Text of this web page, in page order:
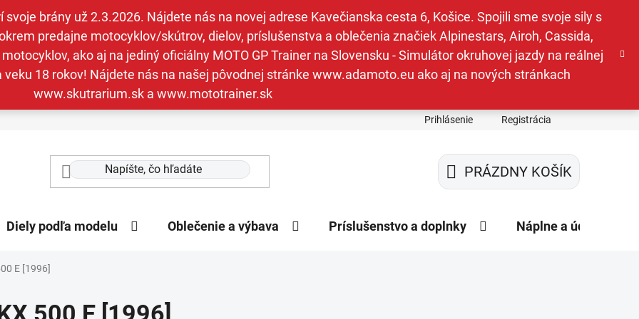
brány už 2.3.2026. Nájdete nás na novej adrese Kavečianska cesta 6, Košice. Spojili sme svoje sily s
predajne motocyklov/skútrov, dielov, príslušenstva a oblečenia značiek Alpinestars, Airoh, Cassida,
ako aj na jediný oficiálny MOTO GP Trainer na Slovensku - Simulátor okruhovej jazdy na reálnej
18 rokov! Nájdete nás na našej pôvodnej stránke www.adamoto.eu ako aj na nových stránkach
www.skutrarium.sk a www.mototrainer.sk
Prihlásenie Registrácia
NÁKUPNÝ
KOŠÍK
PRÁZDNY KOŠÍK
Diely podľa modelu Oblečenie a výbava Príslušenstvo a doplnky Náplne a údržba
E [1996]
500 E [1996]